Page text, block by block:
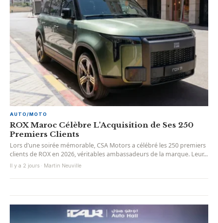
AUTO/MOTO
ROX Maroc Célèbre L’Acquisition de Ses 250
Premiers Clients
Lors d’une soirée mémorable, CSA Motors a célébré les 250 premiers
clients de ROX en 2026, véritables ambassadeurs de la marque. Leur...
Il y a 2 jours · Martin Neuville